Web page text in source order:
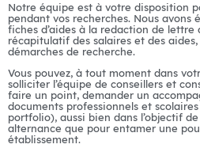
Notre équipe est à votre disposition
pendant vos recherches. Nous avons
fiches d’aides à la redaction de lettre
récapitulatif des salaires et des
démarches de recherche.
Vous pouvez, à tout moment dans
solliciter l’équipe de conseillers et
faire un point, demander un
documents professionnels et
portfolio), aussi bien dans l’objectif
alternance que pour entamer une
établissement.